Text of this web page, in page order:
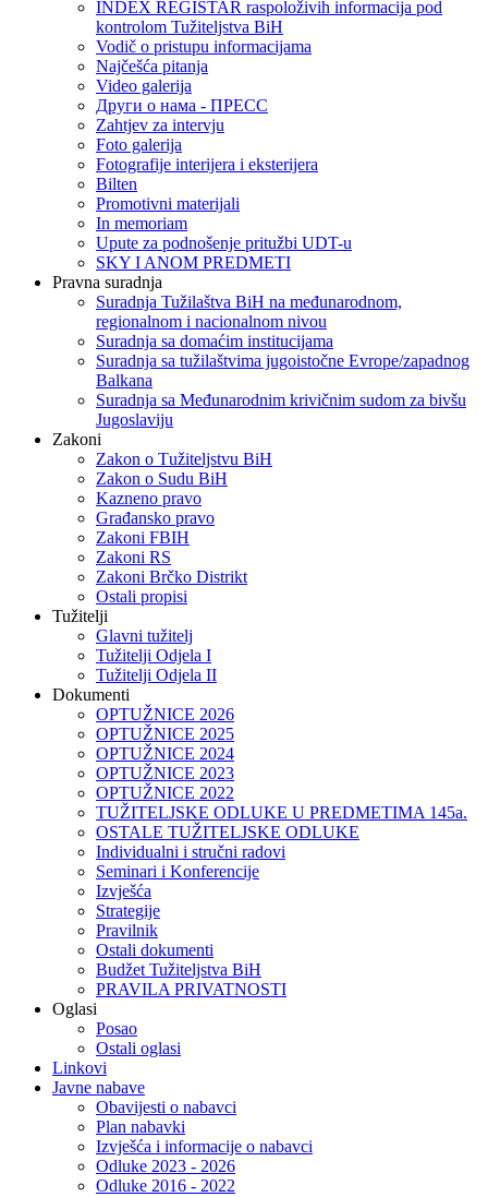
INDEX REGISTAR raspoloživih informacija pod
kontrolom Tužiteljstva BiH
Vodič o pristupu informacijama
Najčešća pitanja
Video galerija
Други о нама - ПРЕСC
Zahtjev za intervju
Foto galerija
Fotografije interijera i eksterijera
Bilten
Promotivni materijali
In memoriam
Upute za podnošenje pritužbi UDT-u
SKY I ANOM PREDMETI
Pravna suradnja
Suradnja Tužilaštva BiH na međunarodnom,
regionalnom i nacionalnom nivou
Suradnja sa domaćim institucijama
Suradnja sa tužilaštvima jugoistočne Evrope/zapadnog
Balkana
Suradnja sa Međunarodnim krivičnim sudom za bivšu
Jugoslaviju
Zakoni
Zakon o Тužiteljstvu BiH
Zakon o Sudu BiH
Kazneno pravo
Građansko pravo
Zakoni FBIH
Zakoni RS
Zakoni Brčko Distrikt
Ostali propisi
Tužitelji
Glavni tužitelj
Tužitelji Odjela I
Tužitelji Odjela II
Dokumenti
OPTUŽNICE 2026
OPTUŽNICE 2025
OPTUŽNICE 2024
OPTUŽNICE 2023
OPTUŽNICE 2022
TUŽITELJSKE ODLUKE U PREDMETIMA 145a.
OSTALE TUŽITELJSKE ODLUKE
Individualni i stručni radovi
Seminari i Konferencije
Izvješća
Strategije
Pravilnik
Ostali dokumenti
Budžet Tužiteljstva BiH
PRAVILA PRIVATNOSTI
Oglasi
Posao
Ostali oglasi
Linkovi
Javne nabave
Obavijesti o nabavci
Plan nabavki
Izvješća i informacije o nabavci
Odluke 2023 - 2026
Odluke 2016 - 2022